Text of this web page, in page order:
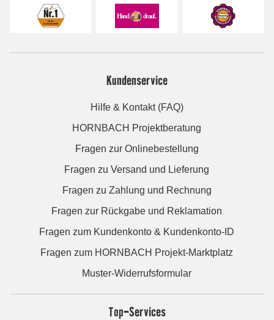
Kundenservice
Hilfe & Kontakt (FAQ)
HORNBACH Projektberatung
Fragen zur Onlinebestellung
Fragen zu Versand und Lieferung
Fragen zu Zahlung und Rechnung
Fragen zur Rückgabe und Reklamation
Fragen zum Kundenkonto & Kundenkonto-ID
Fragen zum HORNBACH Projekt-Marktplatz
Muster-Widerrufsformular
Top-Services